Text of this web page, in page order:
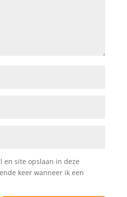
en site opslaan in deze
keer wanneer ik een